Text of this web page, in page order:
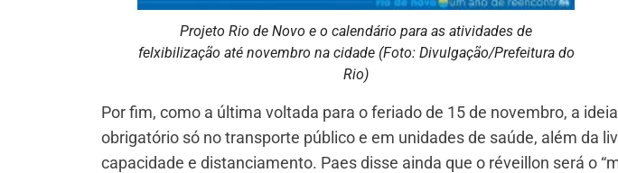
Projeto Rio de Novo e o calendário para as atividades de
felxibilização até novembro na cidade (Foto: Divulgação/Prefeitura do
Rio)
Por fim, como a última voltada para o feriado de 15 de novembro, a
obrigatório só no transporte público e em unidades de saúde, além da
capacidade e distanciamento. Paes disse ainda que o réveillon será o